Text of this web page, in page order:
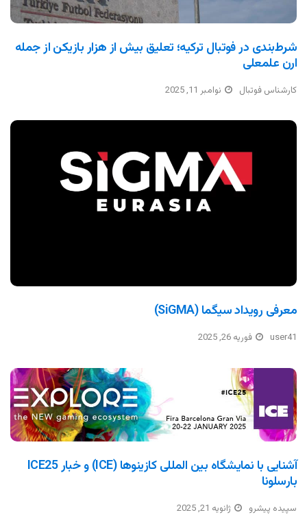
شرط‌بندی در فوتبال ترکیه؛ تعلیق بیش از هزار بازیکن از جمله
ارن علمعلی
کارشناس فوتبال نوامبر 11, 2025
معرفی رویداد سیگما (SiGMA)
user41 فوریه 26, 2025
آشنایی با نمایشگاه بین المللی کازینوها (ICE) و خبار ICE25
بارسلونا
سپیده پیشرو ژانویه 21, 2025